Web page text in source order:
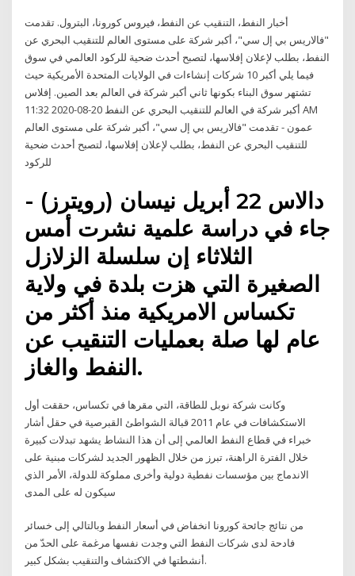
أخبار النفط، التنقيب عن النفط، فيروس كورونا، البترول. تقدمت
"فالاريس بي إل سي"، أكبر شركة على مستوى العالم للتنقيب البحري عن
النفط، بطلب لإعلان إفلاسها، لتصبح أحدث ضحية للركود العالمي في سوق
فيما يلي أكبر 10 شركات إنشاءات في الولايات المتحدة الأمريكية حيث
تشتهر سوق البناء بكونها ثاني أكبر شركة في العالم بعد الصين. إفلاس
أكبر شركة في العالم للتنقيب البحري عن النفط 20-08-2020 11:32 AM
عمون - تقدمت "فالاريس بي إل سي"، أكبر شركة على مستوى العالم
للتنقيب البحري عن النفط، بطلب لإعلان إفلاسها، لتصبح أحدث ضحية
للركود
دالاس 22 أبريل نيسان (رويترز) -
جاء في دراسة علمية نشرت أمس
الثلاثاء إن سلسلة الزلازل
الصغيرة التي هزت بلدة في ولاية
تكساس الامريكية منذ أكثر من
عام لها صلة بعمليات التنقيب عن
النفط والغاز.
وكانت شركة نوبل للطاقة، التي مقرها في تكساس، حققت أول
الاستكشافات في عام 2011 قبالة الشواطئ القبرصية في حقل أشار
خبراء في قطاع النفط العالمي إلى أن هذا النشاط يشهد تبدلات كبيرة
خلال الفترة الراهنة، تبرز من خلال الظهور الجديد لشركات مبنية على
الاندماج بين مؤسسات نفطية دولية وأخرى مملوكة للدولة، الأمر الذي
سيكون له على المدى
من نتائج جائحة كورونا انخفاض في أسعار النفط وبالتالي إلى خسائر
فادحة لدى شركات النفط التي وجدت نفسها مرغمة على الحدّ من
أنشطتها في الاكتشاف والتنقيب بشكل كبير.